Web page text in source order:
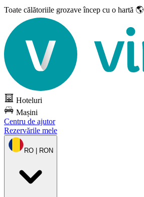
Toate călătoriile grozaveîncep cu o hartă 🌎
Hoteluri
Mașini
Centru de ajutor
Rezervările mele
RO | RON